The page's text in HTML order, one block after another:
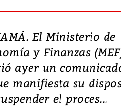
El Ministerio de
y Finanzas
ayer un
manifiesta su
el proces...
Video, Japón:
deja heridos y
daños en